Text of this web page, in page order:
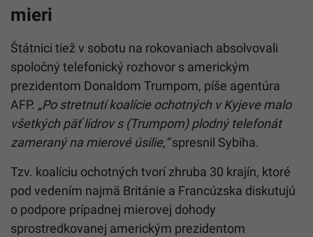
mieri
Štátnici tiež v sobotu na rokovaniach absolvovali
spoločný telefonický rozhovor s americkým
prezidentom Donaldom Trumpom, píše agentúra
AFP. „Po stretnutí koalície ochotných v Kyjeve malo
všetkých päť lídrov s (Trumpom) plodný telefonát
zameraný na mierové úsilie,“spresnil Sybiha.
Tzv. koalíciu ochotných tvorí zhruba 30 krajín, ktoré
pod vedením najmä Británie a Francúzska diskutujú
o podpore prípadnej mierovej dohody
sprostredkovanej americkým prezidentom